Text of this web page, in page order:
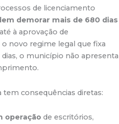
de licenciamento
demorar mais de 680 dias
até à aprovação de
novo regime legal que fixa
o município não apresenta
consequências diretas:
operaçãode escritórios,